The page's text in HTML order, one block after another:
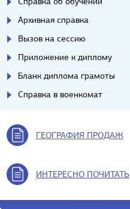
Архивная справка
Вызов на сессию
Приложение к диплому
Бланк диплома грамоты
Справка в военкомат
ГЕОГРАФИЯ ПРОДАЖ
ИНТЕРЕСНО ПОЧИТАТЬ